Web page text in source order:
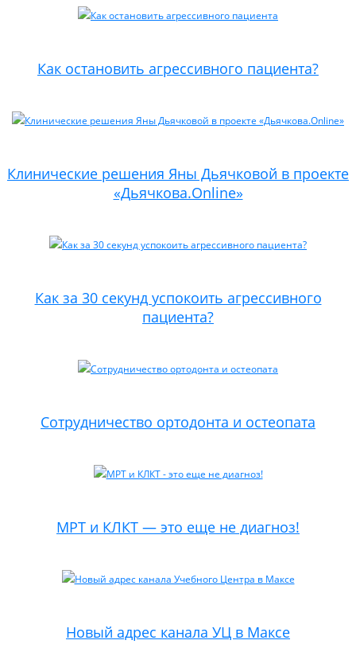
Как остановить агрессивного пациента?
Клинические решения Яны Дьячковой в проекте
«Дьячкова.Online»
Как за 30 секунд успокоить агрессивного
пациента?
Сотрудничество ортодонта и остеопата
МРТ и КЛКТ — это еще не диагноз!
Новый адрес канала УЦ в Максе